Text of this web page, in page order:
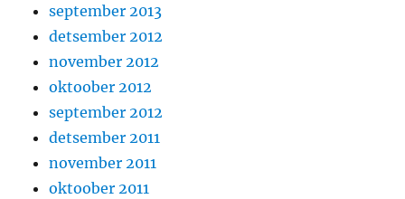
september 2013
detsember 2012
november 2012
oktoober 2012
september 2012
detsember 2011
november 2011
oktoober 2011